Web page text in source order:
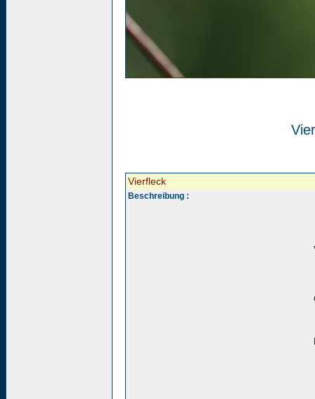
Vierfleck
Beschreibung :